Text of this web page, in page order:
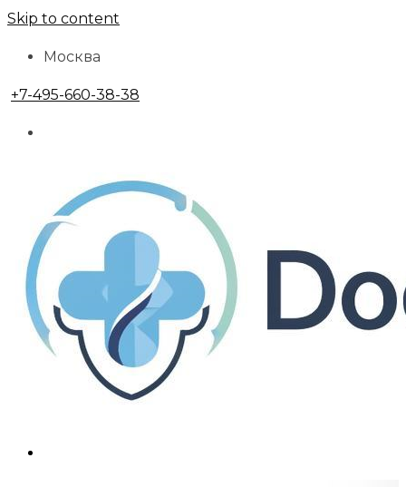
Skip to content
Москва
+7-495-660-38-38